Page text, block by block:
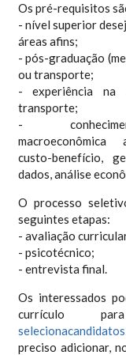
Os pré-requisitos
- nível superior
áreas afins;
- pós-graduação
ou transporte;
- experiência na
transporte;
-
macroeconômica
custo-benefício,
dados, análise
O processo
seguintes etapas:
- avaliação
- psicotécnico;
- entrevista final.
Os interessados
currículo
preciso adicionar,